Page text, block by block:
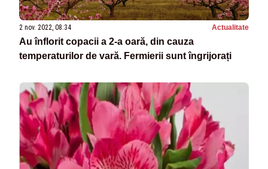
2 nov. 2022, 08:34 Actualitate
Au înflorit copacii a 2-a oară, din cauza
temperaturilor de vară. Fermierii sunt îngrijorați